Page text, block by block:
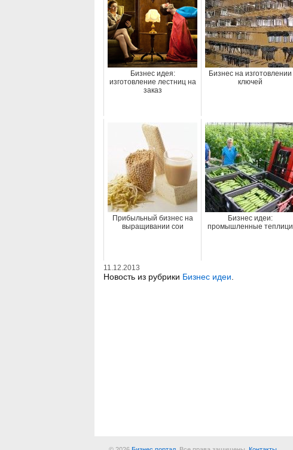
Бизнес идея:
изготовление лестниц на
заказ
Бизнес на изготовлении
ключей
Прибыльный бизнес на
выращивании сои
Бизнес идеи:
промышленные теплици
11.12.2013
Новость из рубрики Бизнес идеи